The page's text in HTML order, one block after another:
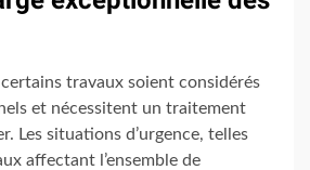
certains travaux soient considérés
et nécessitent un traitement
Les situations d’urgence, telles
affectant l’ensemble de